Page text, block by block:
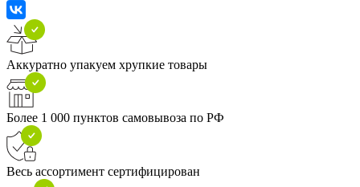
Аккуратно упакуем хрупкие товары
Более 1 000 пунктов самовывоза по РФ
Весь ассортимент сертифицирован